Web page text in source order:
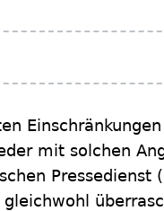
mit solchen
Pressedienst